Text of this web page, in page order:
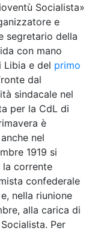
Socialista»
e
segretario della
con mano
Libia e del primo
dal
sindacale nel
per la CdL di
è
nel
1919 si
la corrente
confederale
nella riunione
alla carica di
Per